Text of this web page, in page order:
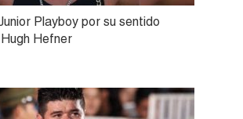
Playboy por su sentido
Hefner